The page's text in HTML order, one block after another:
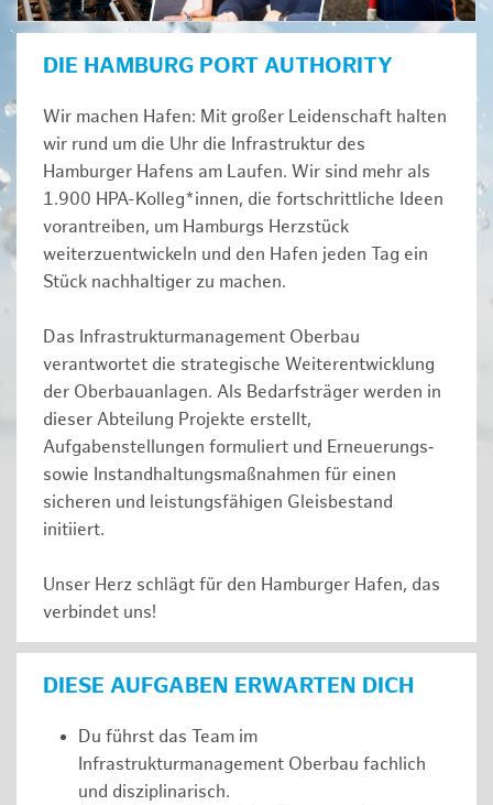
DIE HAMBURG PORT AUTHORITY
Wir machen Hafen: Mit großer Leidenschaft halten
wir rund um die Uhr die Infrastruktur des
Hamburger Hafens am Laufen. Wir sind mehr als
1.900 HPA-Kolleg*innen, die fortschrittliche Ideen
vorantreiben, um Hamburgs Herzstück
weiterzuentwickeln und den Hafen jeden Tag ein
Stück nachhaltiger zu machen.
Das Infrastrukturmanagement Oberbau
verantwortet die strategische Weiterentwicklung
der Oberbauanlagen. Als Bedarfsträger werden in
dieser Abteilung Projekte erstellt,
Aufgabenstellungen formuliert und Erneuerungs‑
sowie Instandhaltungsmaßnahmen für einen
sicheren und leistungsfähigen Gleisbestand
initiiert.
Unser Herz schlägt für den Hamburger Hafen, das
verbindet uns!
DIESE AUFGABEN ERWARTEN DICH
Du führst das Team im
Infrastrukturmanagement Oberbau fachlich
und disziplinarisch.